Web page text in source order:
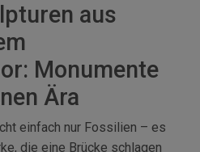
aus
Monumente
Ära
einfach nur Fossilien – es
die eine Brücke schlagen